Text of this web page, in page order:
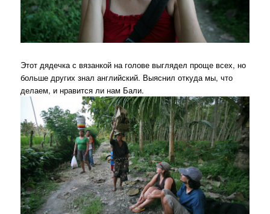
Этот дядечка с вязанкой на голове выглядел проще всех, но
больше других знал английский. Выяснил откуда мы, что
делаем, и нравится ли нам Бали.